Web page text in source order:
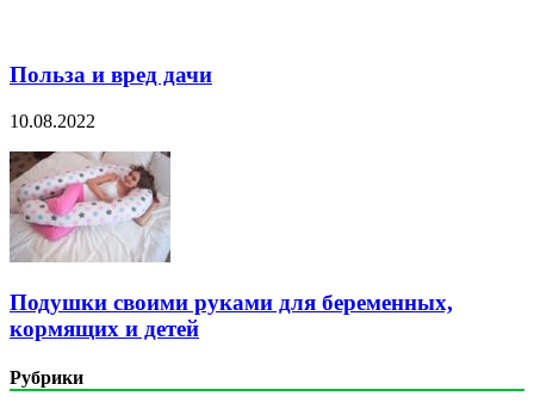
Польза и вред дачи
10.08.2022
Подушки своими руками для беременных,
кормящих и детей
Рубрики